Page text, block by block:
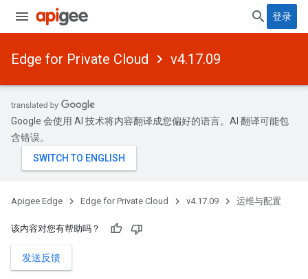
登录
Edge for Private Cloud v4.17.09
Google 会使用 AI 技术将内容翻译成您偏好的语言。AI 翻译可能包
含错误。
Apigee Edge Edge for Private Cloud v4.17.09 运维与配置
该内容对您有帮助吗？
发送反馈